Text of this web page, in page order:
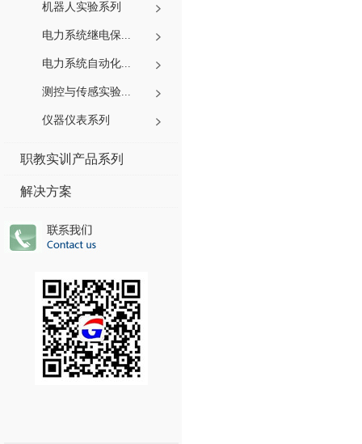
机器人实验系列
电力系统继电保...
电力系统自动化...
测控与传感实验...
仪器仪表系列
职教实训产品系列
解决方案